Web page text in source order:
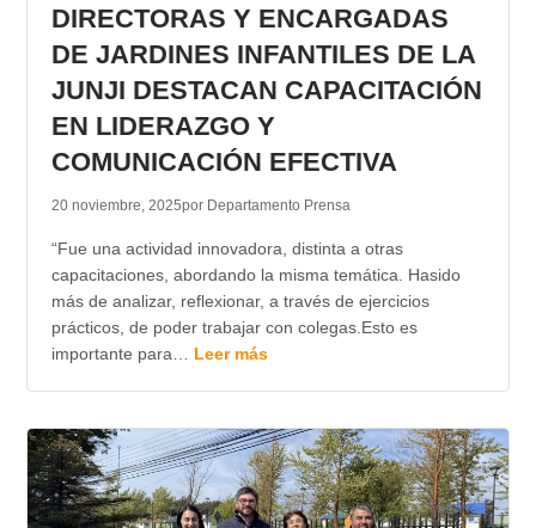
DIRECTORAS Y ENCARGADAS
DE JARDINES INFANTILES DE LA
JUNJI DESTACAN CAPACITACIÓN
EN LIDERAZGO Y
COMUNICACIÓN EFECTIVA
20 noviembre, 2025por Departamento Prensa
“Fue una actividad innovadora, distinta a otras
capacitaciones, abordando la misma temática. Hasido
más de analizar, reflexionar, a través de ejercicios
prácticos, de poder trabajar con colegas.Esto es
importante para… Leer más